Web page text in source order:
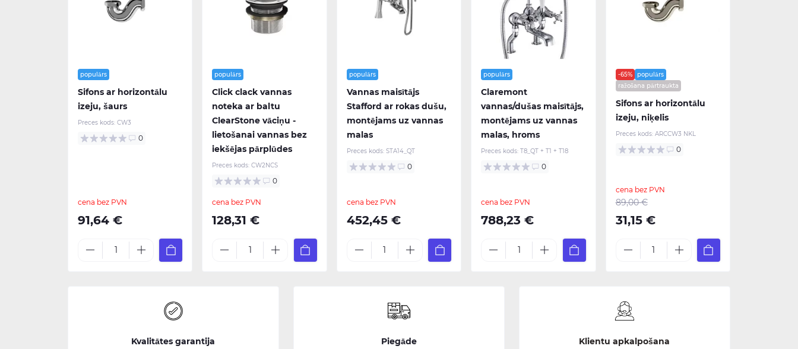
populārs
Sifons ar horizontālu
izeju, šaurs
Preces kods: CW3
0
cena bez PVN
91,64 €
populārs
Click clack vannas
noteka ar baltu
ClearStone vāciņu -
lietošanai vannas bez
iekšējas pārplūdes
Preces kods:CW2NCS
0
cena bez PVN
128,31 €
populārs
Vannas maisītājs
Stafford ar rokas dušu,
montējams uz vannas
malas
Preces kods: STA14_QT
0
cena bez PVN
452,45 €
populārs
Claremont
vannas/dušas maisītājs,
montējams uz vannas
malas, hroms
Preces kods:T8_QT + T1 + T18
0
cena bez PVN
788,23 €
-65%
populārs
ražošana pārtraukta
Sifons ar horizontālu
izeju, niķelis
Preces kods: ARCCW3 NKL
0
cena bez PVN
89,00 €
31,15 €
Kvalitātes garantija Piegāde Klientu apkalpošana